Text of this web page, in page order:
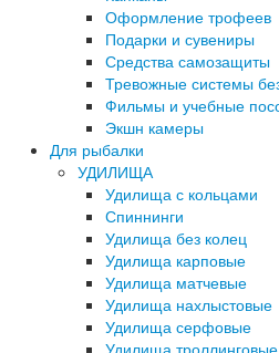
Оформление трофеев
Подарки и сувениры
Средства самозащиты
Тревожные системы
Фильмы и учебные
Экшн камеры
Для рыбалки
УДИЛИЩА
Удилища с кольцами
Спиннинги
Удилища без колец
Удилища карповые
Удилища матчевые
Удилища нахлыстовые
Удилища серфовые